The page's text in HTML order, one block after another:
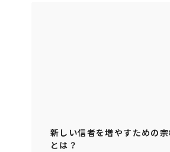
新しい信者を増やすための
とは？